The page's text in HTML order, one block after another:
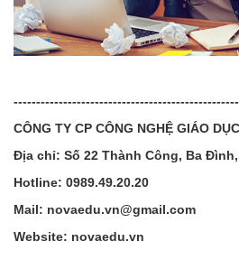
CÔNG TY CP CÔNG NGHỆ GIÁO
Địa chỉ: Số 22 Thành Công, Ba Đình,
Hotline: 0989.49.20.20
Mail: novaedu.vn@gmail.com
Website: novaedu.vn